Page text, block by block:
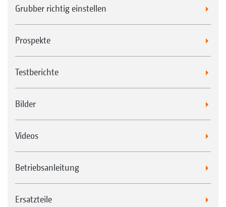
Grubber richtig einstellen
Prospekte
Testberichte
Bilder
Videos
Betriebsanleitung
Ersatzteile